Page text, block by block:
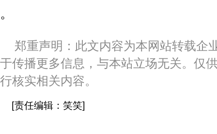
。
郑重声明：此文内容为本网站转载企
于传播更多信息，与本站立场无关。仅
行核实相关内容。
[责任编辑：笑笑]